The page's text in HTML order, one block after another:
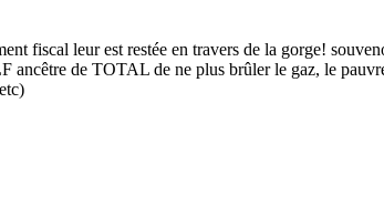
fiscal leur est restée en travers de la gorge!
de TOTAL de ne plus brûler le gaz, le